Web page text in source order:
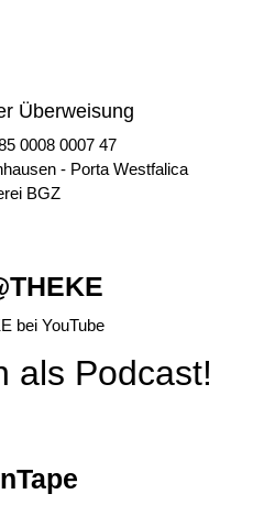
Überweisung
0008 0007 47
- Porta Westfalica
BGZ
als Podcast!